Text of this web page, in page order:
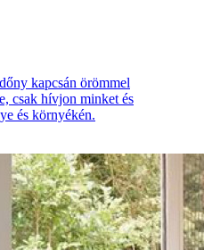
kapcsán örömmel
csak hívjon minket és
és környékén.